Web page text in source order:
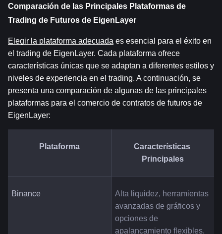
Comparación de las Principales Plataformas de
Trading de Futuros de EigenLayer
Elegir la plataforma adecuada es esencial para el éxito en
el trading de EigenLayer. Cada plataforma ofrece
características únicas que se adaptan a diferentes estilos y
niveles de experiencia en el trading. A continuación, se
presenta una comparación de algunas de las principales
plataformas para el comercio de contratos de futuros de
EigenLayer:
Plataforma
Características
Principales
Binance
Alta liquidez, herramientas
avanzadas de gráficos y
opciones de
apalancamiento flexibles.